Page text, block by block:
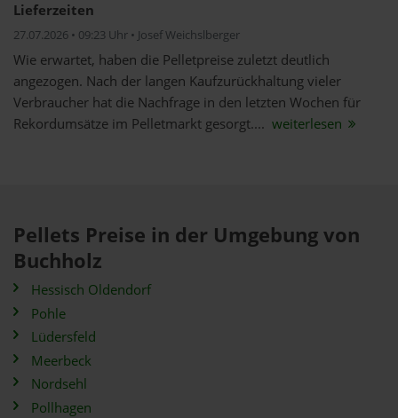
Lieferzeiten
27.07.2026 • 09:23 Uhr • Josef Weichslberger
Wie erwartet, haben die Pelletpreise zuletzt deutlich
angezogen. Nach der langen Kaufzurückhaltung vieler
Verbraucher hat die Nachfrage in den letzten Wochen für
Rekordumsätze im Pelletmarkt gesorgt.... weiterlesen
Pellets Preise in der Umgebung von
Buchholz
Hessisch Oldendorf
Pohle
Lüdersfeld
Meerbeck
Nordsehl
Pollhagen